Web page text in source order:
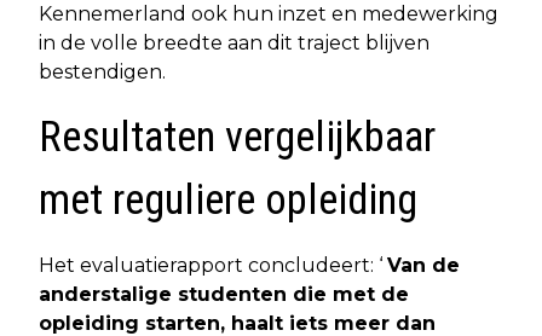
Kennemerland ook hun inzet en medewerking
in de volle breedte aan dit traject blijven
bestendigen.
Resultaten vergelijkbaar
met reguliere opleiding
Het evaluatierapport concludeert: ‘ Van de
anderstalige studenten die met de
opleiding starten, haalt iets meer dan